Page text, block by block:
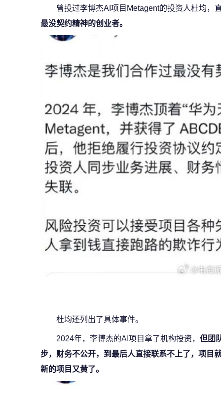
曾投过李博杰AI项目Metagent的投资人杜均，
最没契约精神的创业者。
杜均还列出了具体事件。
2024年，李博杰的AI项目拿了机构投资， 但团
步，财务不公开，到最后人直接联系不上了，项目
新的项目又黄了。